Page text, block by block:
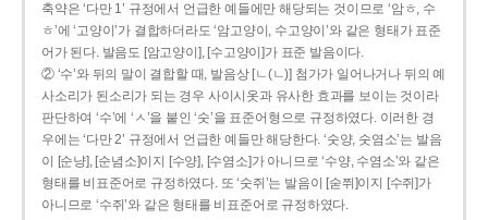
축약은 ‘다만 1’ 규정에서 언급한 예들에만 해당되는 것이므로 ‘암ㅎ, 수
ㅎ’에 ‘고양이’가 결합하더라도 ‘암고양이, 수고양이’와 같은 형태가 표준
어가 된다. 발음도 [암고양이], [수고양이]가 표준 발음이다.
② ‘수’와 뒤의 말이 결합할 때, 발음상 [ㄴ(ㄴ)] 첨가가 일어나거나 뒤의 예
사소리가 된소리가 되는 경우 사이시옷과 유사한 효과를 보이는 것이라
판단하여 ‘수’에 ‘ㅅ’을 붙인 ‘숫’을 표준어형으로 규정하였다. 이러한 경
우에는 ‘다만 2’ 규정에서 언급한 예들만 해당한다. ‘숫양, 숫염소’는 발음
이 [순냥], [순념소]이지 [수양], [수염소]가 아니므로 ‘수양, 수염소’와 같은
형태를 비표준어로 규정하였다. 또 ‘숫쥐’는 발음이 [숟쮜]이지 [수쥐]가
아니므로 ‘수쥐’와 같은 형태를 비표준어로 규정하였다.